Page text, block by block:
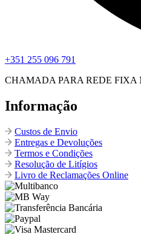
+351 255 096 791
CHAMADA PARA REDE FIXA
Informação
Custos de Envio
Entregas e Devoluções
Termos e Condições
Resolução de Litígios
Livro de Reclamações Online